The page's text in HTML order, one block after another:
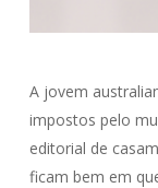
A jovem
impostos pelo
editorial de
ficam bem em